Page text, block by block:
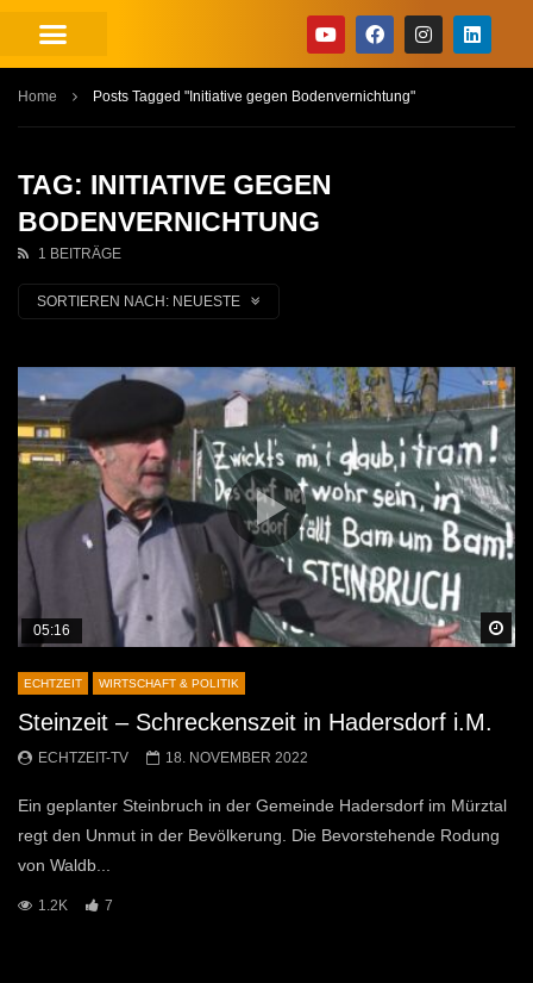
Home Posts Tagged "Initiative gegen Bodenvernichtung"
TAG: INITIATIVE GEGEN
BODENVERNICHTUNG
1 BEITRÄGE
SORTIEREN NACH: NEUESTE
05:16
ECHTZEIT WIRTSCHAFT & POLITIK
Steinzeit – Schreckenszeit in Hadersdorf i.M.
ECHTZEIT-TV 18. NOVEMBER 2022
Ein geplanter Steinbruch in der Gemeinde Hadersdorf im Mürztal
regt den Unmut in der Bevölkerung. Die Bevorstehende Rodung
von Waldb...
1.2K 7